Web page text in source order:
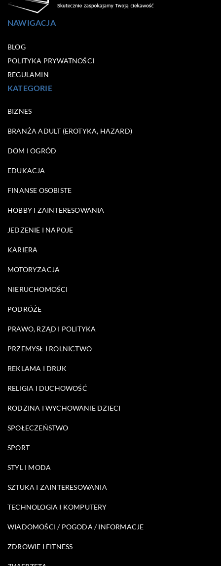
NAWIGACJA
BLOG
POLITYKA PRYWATNOŚCI
REGULAMIN
KATEGORIE
BIZNES
BRANŻA ADULT (EROTYKA, HAZARD)
DOM I OGRÓD
EDUKACJA
FINANSE OSOBISTE
HOBBY I ZAINTERESOWANIA
JEDZENIE I NAPOJE
KARIERA
MOTORYZACJA
NIERUCHOMOŚCI
PODRÓŻE
PRAWO, RZĄD I POLITYKA
PRZEMYSŁ I ROLNICTWO
REKLAMA I DRUK
RELIGIA I DUCHOWOŚĆ
RODZINA I WYCHOWANIE DZIECI
SPOŁECZEŃSTWO
SPORT
STYL I MODA
SZTUKA I ZAINTERESOWANIA
TECHNOLOGIA I KOMPUTERY
WIADOMOŚCI / POGODA / INFORMACJE
ZDROWIE I FITNESS